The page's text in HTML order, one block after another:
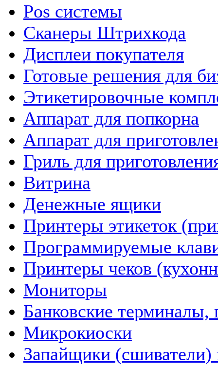
Pos системы
Сканеры Штрихкода
Дисплеи покупателя
Готовые решения для
Этикетировочные
Аппарат для попкорна
Аппарат для
Гриль для
Витрина
Денежные ящики
Принтеры этикеток
Программируемые
Принтеры чеков
Мониторы
Банковские
Микрокиоски
Запайщики (сшиватели)